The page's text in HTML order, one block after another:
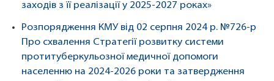
заходів з її реалізації у 2025-2027 роках»
Розпорядження КМУ від 02 серпня 2024 р. №726-р
Про схвалення Стратегії розвитку системи
протитуберкульозної медичної допомоги
населенню на 2024-2026 роки та затвердження